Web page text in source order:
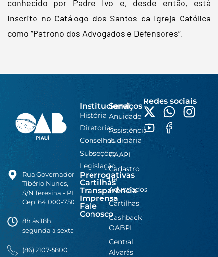
conhecido por Padre Ivo e, desde então, está
inscrito no Catálogo dos Santos da Igreja Católica
como “Patrono dos Advogados e Defensores”.
Rua Governador
Tibério Nunes,
S/N Teresina - PI
Cep: 64.000-750
8h ás 18h,
segunda a sexta
(86) 2107-5800
Institucional
História
Diretorias
Conselhos
Subseções
Legislação
Prerrogativas
Cartilhas
Transparência
Imprensa
Fale
Conosco
Serviços
Anuidade
Assistência
Judiciária
CAAPI
Cadastro
de
Advogados
Cartilhas
Cashback
OABPI
Central
Alvarás
Redes sociais